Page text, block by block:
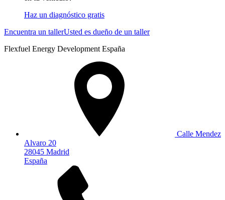
Haz un diagnóstico gratis
Encuentra un tallerUsted es dueño de un taller
Flexfuel Energy Development España
Calle Mendez
Alvaro 20
28045 Madrid
España